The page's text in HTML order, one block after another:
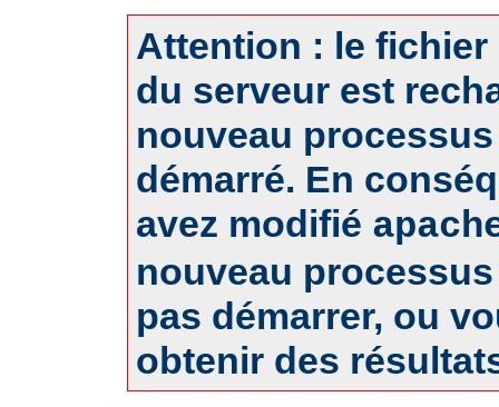
Attention : le
du serveur est
nouveau
démarré. En
avez modifié
nouveau
pas démarrer, ou
obtenir des